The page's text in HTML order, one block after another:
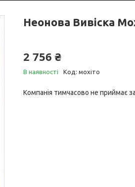
Неонова Вивіска
2 756 ₴
В наявності Код: мохіто
Компанія тимчасово не приймає